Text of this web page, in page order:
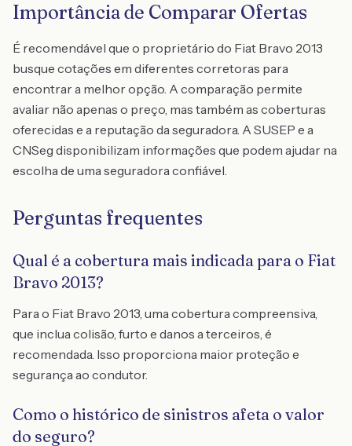
Importância de Comparar Ofertas
É recomendável que o proprietário do Fiat Bravo 2013
busque cotações em diferentes corretoras para
encontrar a melhor opção. A comparação permite
avaliar não apenas o preço, mas também as coberturas
oferecidas e a reputação da seguradora. A SUSEP e a
CNSeg disponibilizam informações que podem ajudar na
escolha de uma seguradora confiável.
Perguntas frequentes
Qual é a cobertura mais indicada para o Fiat
Bravo 2013?
Para o Fiat Bravo 2013, uma cobertura compreensiva,
que inclua colisão, furto e danos a terceiros, é
recomendada. Isso proporciona maior proteção e
segurança ao condutor.
Como o histórico de sinistros afeta o valor
do seguro?